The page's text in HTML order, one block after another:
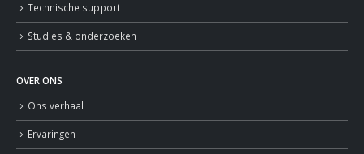
Technische support
Studies & onderzoeken
OVER ONS
Ons verhaal
Ervaringen